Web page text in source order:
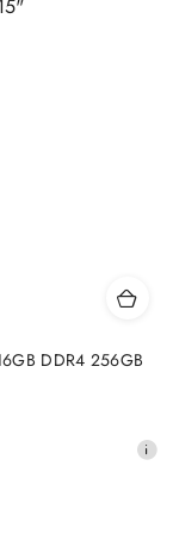
DDR4 256GB